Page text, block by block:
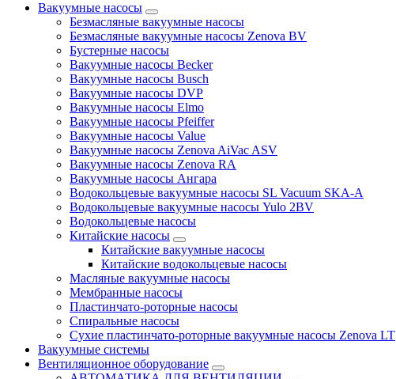
Вакуумные насосы
Безмасляные вакуумные насосы
Безмасляные вакуумные насосы Zenova BV
Бустерные насосы
Вакуумные насосы Becker
Вакуумные насосы Busch
Вакуумные насосы DVP
Вакуумные насосы Elmo
Вакуумные насосы Pfeiffer
Вакуумные насосы Value
Вакуумные насосы Zenova AiVac ASV
Вакуумные насосы Zenova RA
Вакуумные насосы Ангара
Водокольцевые вакуумные насосы SL Vacuum SKA-A
Водокольцевые вакуумные насосы Yulo 2BV
Водокольцевые насосы
Китайские насосы
Китайские вакуумные насосы
Китайские водокольцевые насосы
Масляные вакуумные насосы
Мембранные насосы
Пластинчато-роторные насосы
Спиральные насосы
Сухие пластинчато-роторные вакуумные насосы Zenova LT
Вакуумные системы
Вентиляционное оборудование